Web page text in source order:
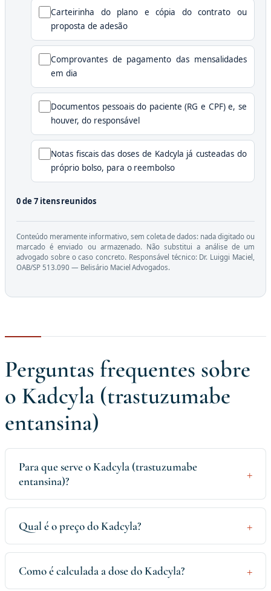
Carteirinha do plano e cópia do contrato ou
proposta de adesão
Comprovantes de pagamento das mensalidades
em dia
Documentos pessoais do paciente (RG e CPF) e, se
houver, do responsável
Notas fiscais das doses de Kadcyla já custeadas do
próprio bolso, para o reembolso
0 de 7 itens reunidos
Conteúdo meramente informativo, sem coleta de dados: nada digitado ou
marcado é enviado ou armazenado. Não substitui a análise de um
advogado sobre o caso concreto. Responsável técnico: Dr. Luiggi Maciel,
OAB/SP 513.090 — Belisário Maciel Advogados.
Perguntas frequentes sobre
o Kadcyla (trastuzumabe
entansina)
Para que serve o Kadcyla (trastuzumabe
entansina)?
Qual é o preço do Kadcyla?
Como é calculada a dose do Kadcyla?